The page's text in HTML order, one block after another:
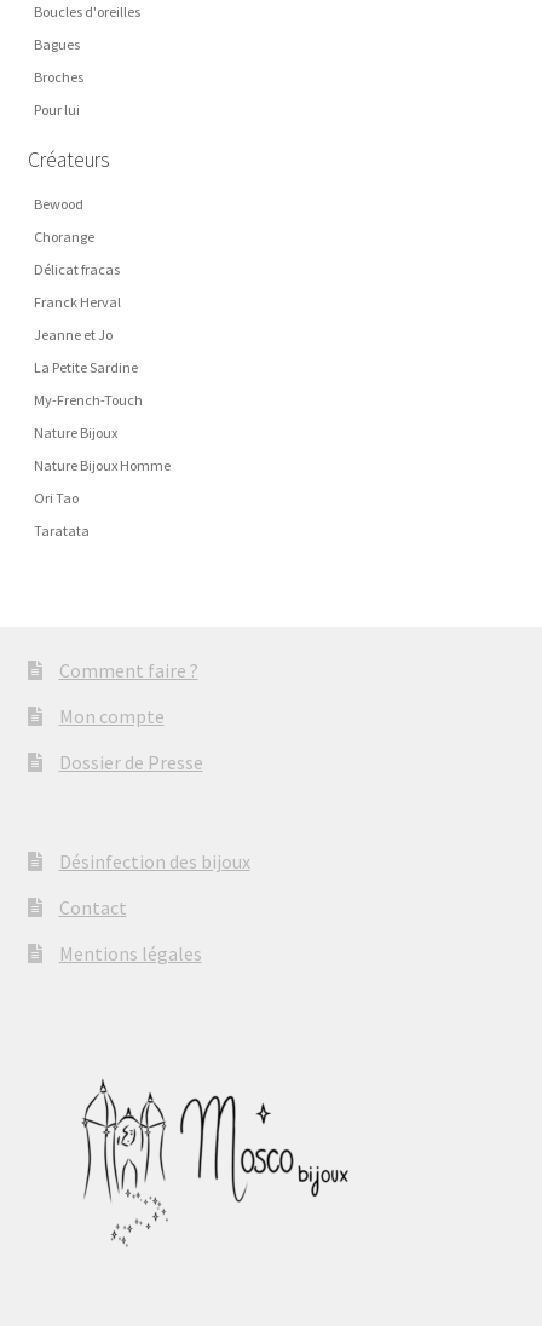
Boucles d'oreilles
Bagues
Broches
Pour lui
Créateurs
Bewood
Chorange
Délicat fracas
Franck Herval
Jeanne et Jo
La Petite Sardine
My-French-Touch
Nature Bijoux
Nature Bijoux Homme
Ori Tao
Taratata
Comment faire ?
Mon compte
Dossier de Presse
Désinfection des bijoux
Contact
Mentions légales